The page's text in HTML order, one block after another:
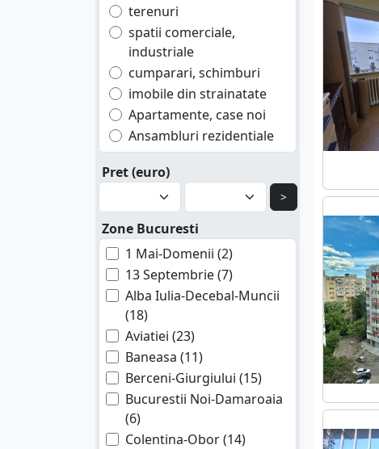
terenuri
spatii comerciale,
industriale
cumparari, schimburi
imobile din strainatate
Apartamente, case noi
Ansambluri rezidentiale
Pret (euro)
>
Zone Bucuresti
1 Mai-Domenii (2)
13 Septembrie (7)
Alba Iulia-Decebal-Muncii
(18)
Aviatiei (23)
Baneasa (11)
Berceni-Giurgiului (15)
Bucurestii Noi-Damaroaia
(6)
Colentina-Obor (14)